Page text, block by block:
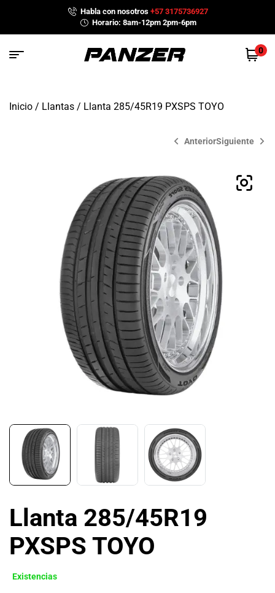
Habla con nosotros+57 3175736927
Horario: 8am-12pm 2pm-6pm
0
Inicio / Llantas / Llanta 285/45R19 PXSPS TOYO
Anterior
$820,000
Siguiente
$1,121,000
Llanta 285/45R19
PXSPS TOYO
Existencias